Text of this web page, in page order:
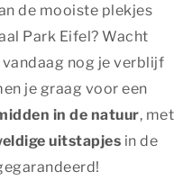
de mooiste plekjes
Park Eifel? Wacht
nog je verblijf
je graag voor een
in de natuur, met
uitstapjes in de